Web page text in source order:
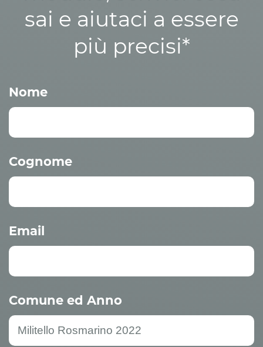
sai e aiutaci a essere
più precisi*
Nome
Cognome
Email
Comune ed Anno